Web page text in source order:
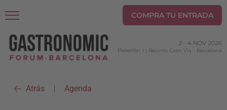
COMPRA TU ENTRADA
2 - 4 NOV 2026
Pabellón 1 | Recinto Gran Via - Barcelona
Atrás | Agenda